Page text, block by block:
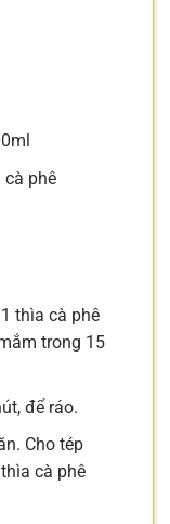
phê
thìa cà phê
trong 15
để ráo.
Cho tép
cà phê